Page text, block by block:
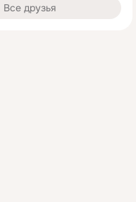
Все друзья